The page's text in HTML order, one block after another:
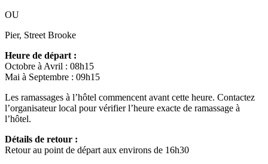
OU
Pier, Street Brooke
Heure de départ :
Octobre à Avril : 08h15
Mai à Septembre : 09h15
Les ramassages à l’hôtel commencent avant cette heure. Contactez
l’organisateur local pour vérifier l’heure exacte de ramassage à
l’hôtel.
Détails de retour :
Retour au point de départ aux environs de 16h30